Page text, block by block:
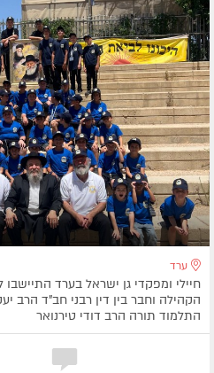
ערד
חיילי ומפקדי גן ישראל בערד
הקהילה וחבר בין דין רבני חב"ד הרב
התלמוד תורה הרב דודי טירנואר